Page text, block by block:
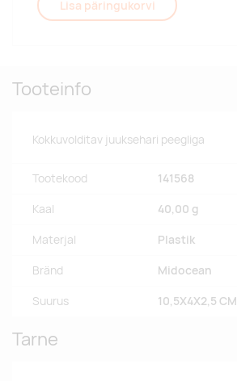
Lisa päringukorvi
Tooteinfo
Kokkuvolditav juuksehari peegliga
Tootekood 141568
Kaal 40,00 g
Materjal Plastik
Bränd Midocean
Suurus 10,5X4X2,5 CM
Tarne